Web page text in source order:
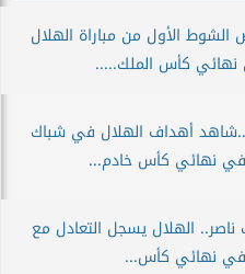
الأول من مباراة الهلال
نهائي كأس الملك.....
أهداف الهلال في شباك
في نهائي كأس خادم...
الهلال يسجل التعادل مع
في نهائي كأس...